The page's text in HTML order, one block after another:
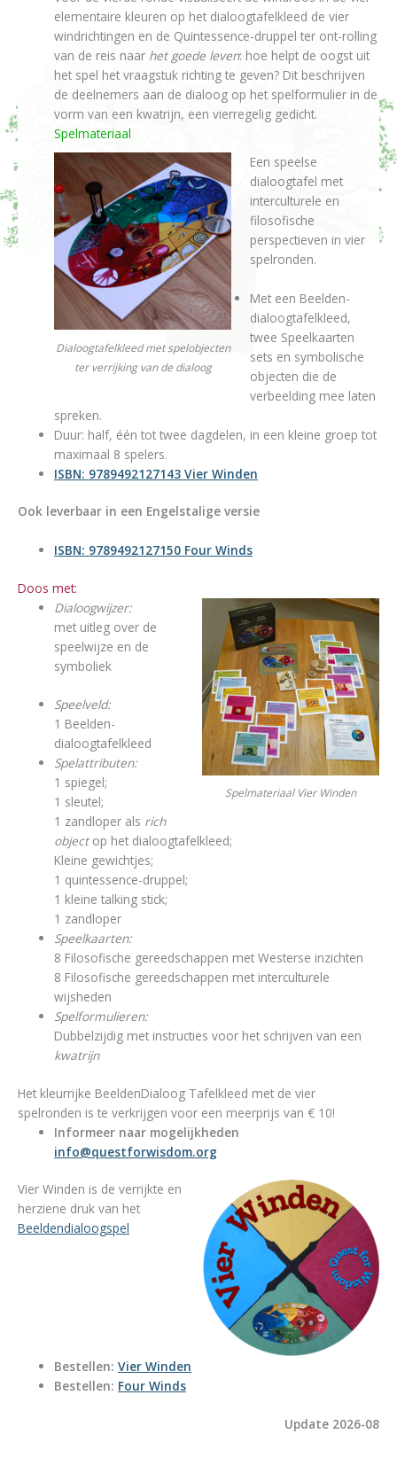
elementaire kleuren op het dialoogtafelkleed de vier
windrichtingen en de Quintessence-druppel ter ont-rolling
van de reis naar het goede leven: hoe helpt de oogst uit
het spel het vraagstuk richting te geven? Dit beschrijven
de deelnemers aan de dialoog op het spelformulier in de
vorm van een kwatrijn, een vierregelig gedicht.
Spelmateriaal
Dialoogtafelkleed met spelobjecten
ter verrijking van de dialoog
Een speelse
dialoogtafel met
interculturele en
filosofische
perspectieven in vier
spelronden.
Met een Beelden-
dialoogtafelkleed,
twee Speelkaarten
sets en symbolische
objecten die de
verbeelding mee laten
spreken.
Duur: half, één tot twee dagdelen, in een kleine groep tot
maximaal 8 spelers.
ISBN: 9789492127143 Vier Winden
Ook leverbaar in een Engelstalige versie
ISBN: 9789492127150 Four Winds
Doos met:
Spelmateriaal Vier Winden
Dialoogwijzer:
met uitleg over de
speelwijze en de
symboliek
Speelveld:
1 Beelden-
dialoogtafelkleed
Spelattributen:
1 spiegel;
1 sleutel;
1 zandloper als rich
objectop het dialoogtafelkleed;
Kleine gewichtjes;
1 quintessence-druppel;
1 kleine talking stick;
1 zandloper
Speelkaarten:
8 Filosofische gereedschappen met Westerse inzichten
8 Filosofische gereedschappen met interculturele
wijsheden
Spelformulieren:
Dubbelzijdig met instructies voor het schrijven van een
kwatrijn
Het kleurrijke BeeldenDialoog Tafelkleed met de vier
spelronden is te verkrijgen voor een meerprijs van € 10!
Informeer naar mogelijkheden
info@questforwisdom.org
Vier Winden is de verrijkte en
herziene druk van het
Beeldendialoogspel
Bestellen:Vier Winden
Bestellen: Four Winds
Update 2026-08